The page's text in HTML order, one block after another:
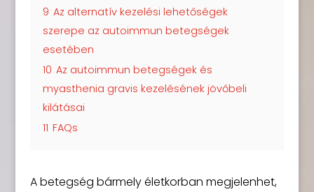
9 Az alternatív kezelési lehetőségek
szerepe az autoimmun betegségek
esetében
10 Az autoimmun betegségek és
myasthenia gravis kezelésének jövőbeli
kilátásai
11 FAQs
A betegség bármely életkorban megjelenhet,